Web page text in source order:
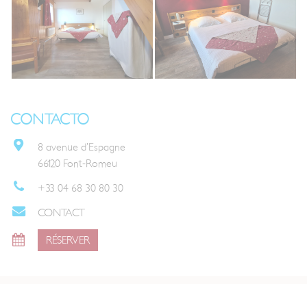
CONTACTO
8 avenue d’Espagne
66120 Font-Romeu
+33 04 68 30 80 30
CONTACT
RÉSERVER